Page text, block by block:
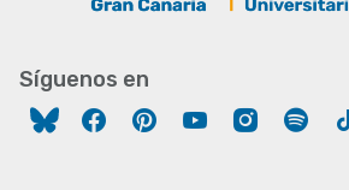
Síguenos en
FacebookPinterestYouTubeInstagram